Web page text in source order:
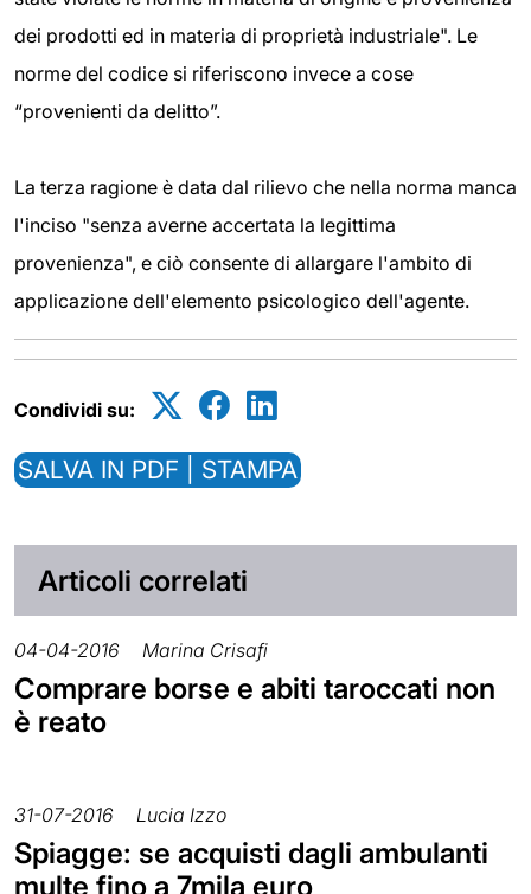
dei prodotti ed in materia di proprietà industriale". Le
norme del codice si riferiscono invece a cose
“provenienti da delitto”.
La terza ragione è data dal rilievo che nella norma manca
l'inciso "senza averne accertata la legittima
provenienza", e ciò consente di allargare l'ambito di
applicazione dell'elemento psicologico dell'agente.
Condividi su:
SALVA IN PDF | STAMPA
Articoli correlati
04-04-2016 Marina Crisafi
Comprare borse e abiti taroccati non
è reato
31-07-2016 Lucia Izzo
Spiagge: se acquisti dagli ambulanti
multe fino a 7mila euro